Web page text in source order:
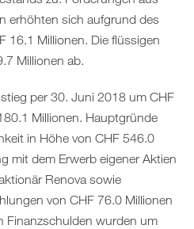
erhöhten sich aufgrund des
16.1 Millionen. Die flüssigen
Millionen ab.
per 30. Juni 2018 um CHF
Millionen. Hauptgründe
in Höhe von CHF 546.0
mit dem Erwerb eigener Aktien
Renova sowie
von CHF 76.0 Millionen
Finanzschulden wurden um